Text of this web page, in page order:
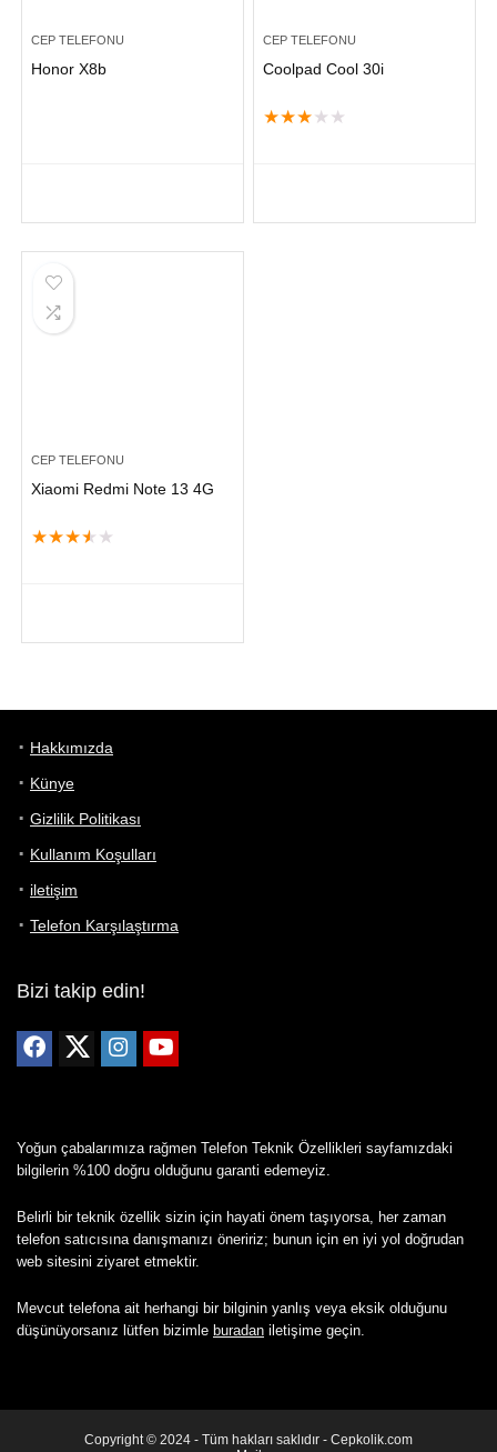
CEP TELEFONU
Honor X8b
CEP TELEFONU
Coolpad Cool 30i
★★★ ★ ★
CEP TELEFONU
Xiaomi Redmi Note 13 4G
★★★★ ★
Hakkımızda
Künye
Gizlilik Politikası
Kullanım Koşulları
iletişim
Telefon Karşılaştırma
Bizi takip edin!
Yoğun çabalarımıza rağmen Telefon Teknik Özellikleri sayfamızdaki
bilgilerin %100 doğru olduğunu garanti edemeyiz.
Belirli bir teknik özellik sizin için hayati önem taşıyorsa, her zaman
telefon satıcısına danışmanızı öneririz; bunun için en iyi yol doğrudan
web sitesini ziyaret etmektir.
Mevcut telefona ait herhangi bir bilginin yanlış veya eksik olduğunu
düşünüyorsanız lütfen bizimle buradan iletişime geçin.
Copyright © 2024 - Tüm hakları saklıdır - Cepkolik.com